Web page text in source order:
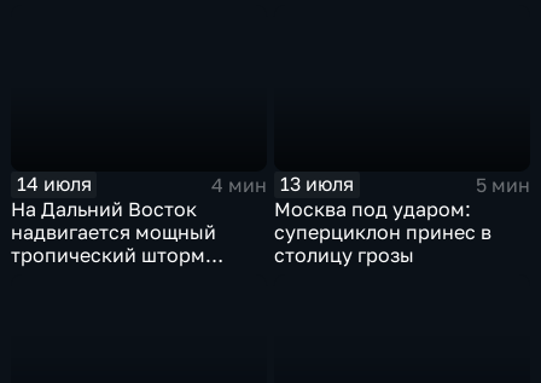
14 июля
4 мин
На Дальний Восток
надвигается мощный
тропический шторм
13 июля
5 мин
Москва под ударом:
суперциклон принес в
столицу грозы